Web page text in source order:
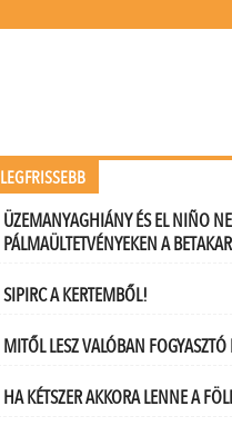
LEGFRISSEBB
ÜZEMANYAGHIÁNY ÉS EL NIÑO
PÁLMAÜLTETVÉNYEKEN A
SIPIRC A KERTEMBŐL!
MITŐL LESZ VALÓBAN
HA KÉTSZER AKKORA LENNE A